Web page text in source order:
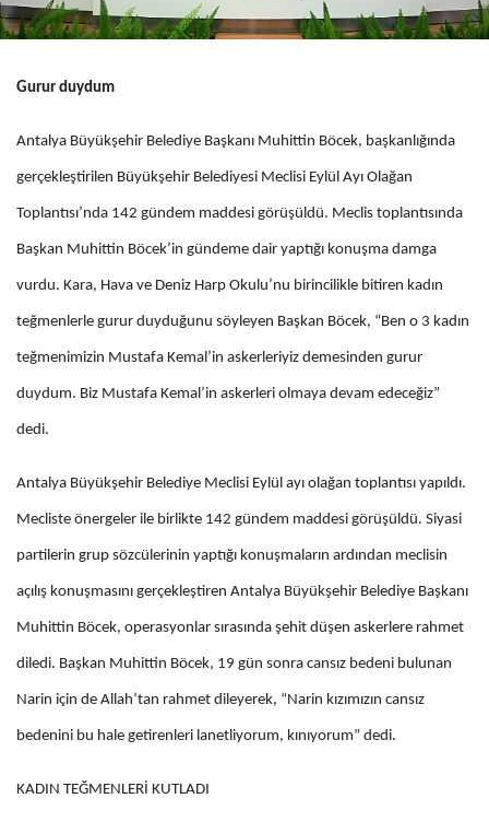
Gurur duydum
Antalya Büyükşehir Belediye Başkanı Muhittin Böcek, başkanlığında
gerçekleştirilen Büyükşehir Belediyesi Meclisi Eylül Ayı Olağan
Toplantısı’nda 142 gündem maddesi görüşüldü. Meclis toplantısında
Başkan Muhittin Böcek’in gündeme dair yaptığı konuşma damga
vurdu. Kara, Hava ve Deniz Harp Okulu’nu birincilikle bitiren kadın
teğmenlerle gurur duyduğunu söyleyen Başkan Böcek, “Ben o 3 kadın
teğmenimizin Mustafa Kemal’in askerleriyiz demesinden gurur
duydum. Biz Mustafa Kemal’in askerleri olmaya devam edeceğiz”
dedi.
Antalya Büyükşehir Belediye Meclisi Eylül ayı olağan toplantısı yapıldı.
Mecliste önergeler ile birlikte 142 gündem maddesi görüşüldü. Siyasi
partilerin grup sözcülerinin yaptığı konuşmaların ardından meclisin
açılış konuşmasını gerçekleştiren Antalya Büyükşehir Belediye Başkanı
Muhittin Böcek, operasyonlar sırasında şehit düşen askerlere rahmet
diledi. Başkan Muhittin Böcek, 19 gün sonra cansız bedeni bulunan
Narin için de Allah’tan rahmet dileyerek, “Narin kızımızın cansız
bedenini bu hale getirenleri lanetliyorum, kınıyorum” dedi.
KADIN TEĞMENLERİ KUTLADI